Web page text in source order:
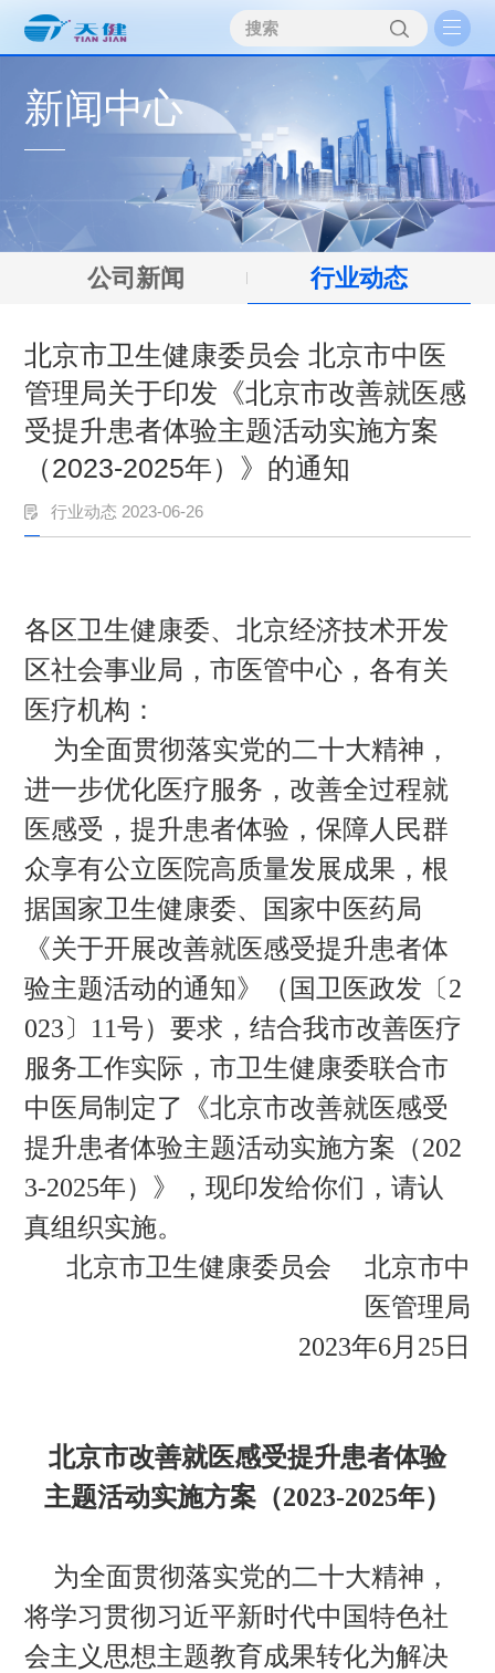
新闻中心
公司新闻 行业动态
北京市卫生健康委员会 北京市中医
管理局关于印发《北京市改善就医感
受提升患者体验主题活动实施方案
（2023-2025年）》的通知
行业动态 2023-06-26
各区卫生健康委、北京经济技术开发
区社会事业局，市医管中心，各有关
医疗机构：
为全面贯彻落实党的二十大精神，
进一步优化医疗服务，改善全过程就
医感受，提升患者体验，保障人民群
众享有公立医院高质量发展成果，根
据国家卫生健康委、国家中医药局
《关于开展改善就医感受提升患者体
验主题活动的通知》（国卫医政发〔2
023〕11号）要求，结合我市改善医疗
服务工作实际，市卫生健康委联合市
中医局制定了《北京市改善就医感受
提升患者体验主题活动实施方案（202
3-2025年）》，现印发给你们，请认
真组织实施。
北京市卫生健康委员会 北京市中
医管理局
2023年6月25日
北京市改善就医感受提升患者体验
主题活动实施方案（2023-2025年）
为全面贯彻落实党的二十大精神，
将学习贯彻习近平新时代中国特色社
会主义思想主题教育成果转化为解决